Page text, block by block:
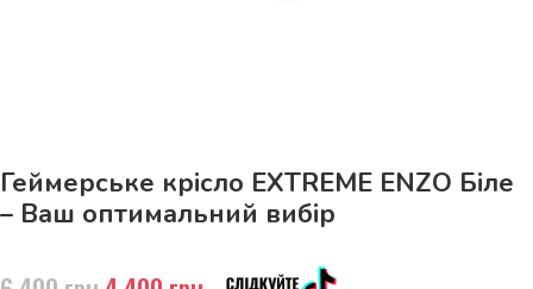
Геймерське крісло EXTREME ENZO Біле
– Ваш оптимальний вибір